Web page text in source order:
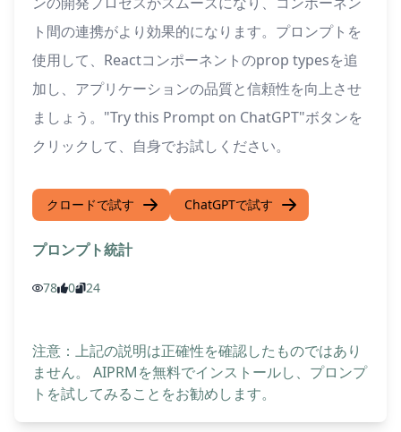
ト間の連携がより効果的になります。プロンプトを
使用して、Reactコンポーネントのprop typesを追
加し、アプリケーションの品質と信頼性を向上させ
ましょう。"Try this Prompt on ChatGPT"ボタンを
クリックして、自身でお試しください。
クロードで試す ChatGPTで試す
プロンプト統計
78 0 24
注意：上記の説明は正確性を確認したものではあり
ません。 AIPRMを無料でインストールし、プロンプ
トを試してみることをお勧めします。